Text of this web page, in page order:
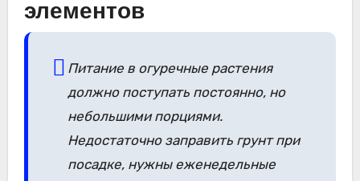
элементов
Питание в огуречные растения
должно поступать постоянно, но
небольшими порциями.
Недостаточно заправить грунт при
посадке, нужны еженедельные